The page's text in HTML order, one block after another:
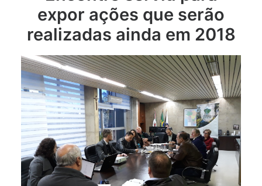
expor ações que serão
realizadas ainda em 2018